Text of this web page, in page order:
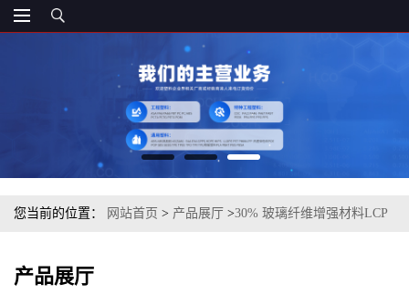
您当前的位置： 网站首页 > 产品展厅 >30% 玻璃纤维增强材料LCP
产品展厅